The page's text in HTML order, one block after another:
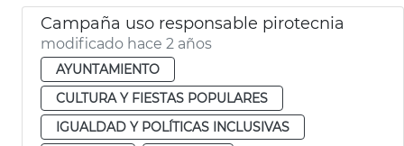
Campaña uso responsable pirotecnia
modificado hace 2 años
AYUNTAMIENTO
CULTURA Y FIESTAS POPULARES
IGUALDAD Y POLÍTICAS INCLUSIVAS